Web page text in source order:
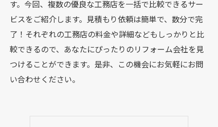
す。今回、複数の優良な工務店を一括で比較できるサー
ビスをご紹介します。見積もり依頼は簡単で、数分で完
了！それぞれの工務店の料金や詳細などもしっかりと比
較できるので、あなたにぴったりのリフォーム会社を見
つけることができます。是非、この機会にお気軽にお問
い合わせください。